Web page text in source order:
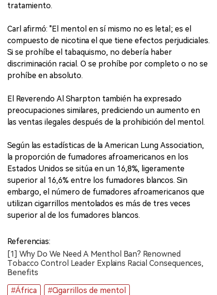
tratamiento.
Carl afirmó: "El mentol en sí mismo no es letal; es el
compuesto de nicotina el que tiene efectos perjudiciales.
Si se prohíbe el tabaquismo, no debería haber
discriminación racial. O se prohíbe por completo o no se
prohíbe en absoluto.
El Reverendo Al Sharpton también ha expresado
preocupaciones similares, prediciendo un aumento en
las ventas ilegales después de la prohibición del mentol.
Según las estadísticas de la American Lung Association,
la proporción de fumadores afroamericanos en los
Estados Unidos se sitúa en un 16,8%, ligeramente
superior al 16,6% entre los fumadores blancos. Sin
embargo, el número de fumadores afroamericanos que
utilizan cigarrillos mentolados es más de tres veces
superior al de los fumadores blancos.
Referencias:
[1] Why Do We Need A Menthol Ban? Renowned
Tobacco Control Leader Explains Racial Consequences,
Benefits
#África
#Cigarrillos de mentol